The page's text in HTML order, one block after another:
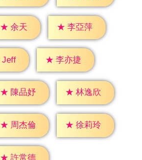
★ 余天 ★ 李亞萍
Jeff ★ 李亦捷
★ 陳品妤 ★ 林逸欣
★ 周杰倫 ★ 徐莉玲
★ 許常德